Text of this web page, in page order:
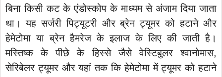
बिना किसी कट के एंडोस्कोप के माध्यम से अंजाम दिया जाता
था। यह सर्जरी पिट्यूटरी और ब्रेन ट्यूमर को हटाने और
हेमेटोमा या ब्रेन हैमरेज के इलाज के लिए की जाती है।
मस्तिष्क के पीछे के हिस्से जैसे वेस्टिबुलर श्वानोमास,
सेरिबेलर ट्यूमर और यहां तक कि हेमेटोमा में ट्यूमर को हटाने